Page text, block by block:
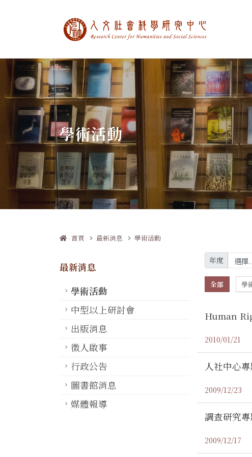
中央研究院人文社會
學術活動
首頁 最新消息 學術活動
最新消息
學術活動
中型以上研討會
出版消息
徵人啟事
行政公告
圖書館消息
媒體報導
年度
全部 學
Human
2010/01/21
人社中心
2009/12/23
調查研究
2009/12/17